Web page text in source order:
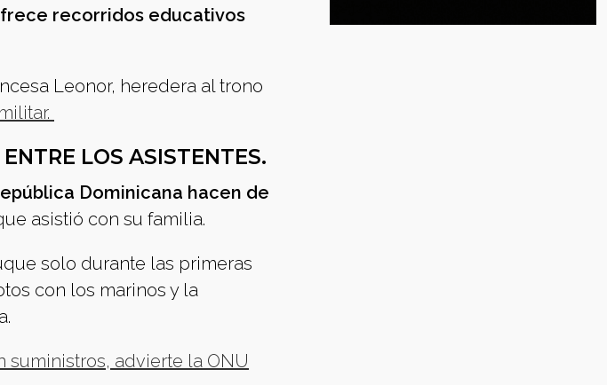
recorridos educativos
Leonor, heredera al trono
LOS ASISTENTES.
Dominicana hacen de
asistió con su familia.
solo durante las primeras
con los marinos y la
suministros, advierte la ONU